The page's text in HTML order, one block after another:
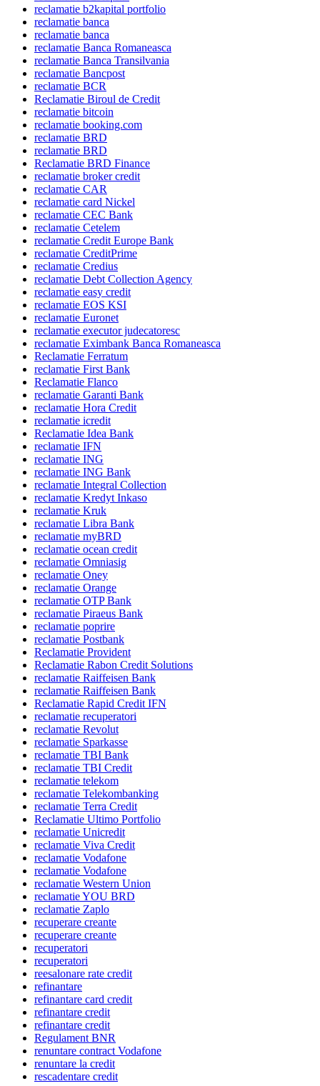
reclamatie b2kapital portfolio
reclamatie banca
reclamatie banca
reclamatie Banca Romaneasca
reclamatie Banca Transilvania
reclamatie Bancpost
reclamatie BCR
Reclamatie Biroul de Credit
reclamatie bitcoin
reclamatie booking.com
reclamatie BRD
reclamatie BRD
Reclamatie BRD Finance
reclamatie broker credit
reclamatie CAR
reclamatie card Nickel
reclamatie CEC Bank
reclamatie Cetelem
reclamatie Credit Europe Bank
reclamatie CreditPrime
reclamatie Credius
reclamatie Debt Collection Agency
reclamatie easy credit
reclamatie EOS KSI
reclamatie Euronet
reclamatie executor judecatoresc
reclamatie Eximbank Banca Romaneasca
Reclamatie Ferratum
reclamatie First Bank
Reclamatie Flanco
reclamatie Garanti Bank
reclamatie Hora Credit
reclamatie icredit
Reclamatie Idea Bank
reclamatie IFN
reclamatie ING
reclamatie ING Bank
reclamatie Integral Collection
reclamatie Kredyt Inkaso
reclamatie Kruk
reclamatie Libra Bank
reclamatie myBRD
reclamatie ocean credit
reclamatie Omniasig
reclamatie Oney
reclamatie Orange
reclamatie OTP Bank
reclamatie Piraeus Bank
reclamatie poprire
reclamatie Postbank
Reclamatie Provident
Reclamatie Rabon Credit Solutions
reclamatie Raiffeisen Bank
reclamatie Raiffeisen Bank
Reclamatie Rapid Credit IFN
reclamatie recuperatori
reclamatie Revolut
reclamatie Sparkasse
reclamatie TBI Bank
reclamatie TBI Credit
reclamatie telekom
reclamatie Telekombanking
reclamatie Terra Credit
Reclamatie Ultimo Portfolio
reclamatie Unicredit
reclamatie Viva Credit
reclamatie Vodafone
reclamatie Vodafone
reclamatie Western Union
reclamatie YOU BRD
reclamatie Zaplo
recuperare creante
recuperare creante
recuperatori
recuperatori
reesalonare rate credit
refinantare
refinantare card credit
refinantare credit
refinantare credit
Regulament BNR
renuntare contract Vodafone
renuntare la credit
rescadentare credit